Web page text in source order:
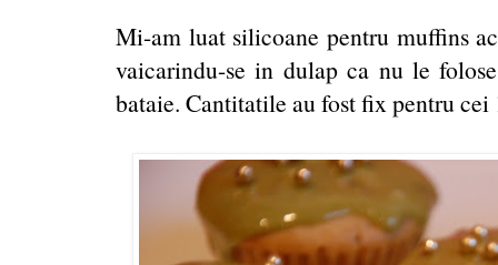
Mi-am luat silicoane pentru muffins
vaicarindu-se in dulap ca nu le
bataie. Cantitatile au fost fix pentru cei